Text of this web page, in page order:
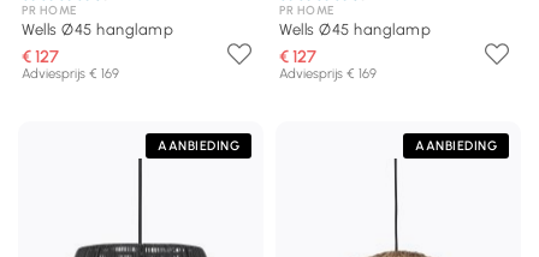
PR HOME
Wells Ø45 hanglamp
€ 127
Adviesprijs € 169
PR HOME
Wells Ø45 hanglamp
€ 127
Adviesprijs € 169
AANBIEDING AANBIEDING